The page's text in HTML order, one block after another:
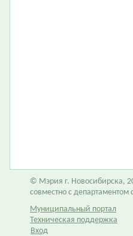
© Мэрия г. Новосибирска,
совместно с
Муниципальный портал
Техническая поддержка
Вход